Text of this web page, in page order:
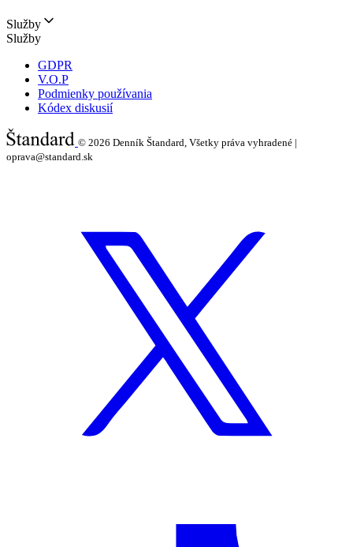
Služby
Služby
GDPR
V.O.P
Podmienky používania
Kódex diskusií
© 2026 Denník Štandard, Všetky práva vyhradené |
oprava@standard.sk